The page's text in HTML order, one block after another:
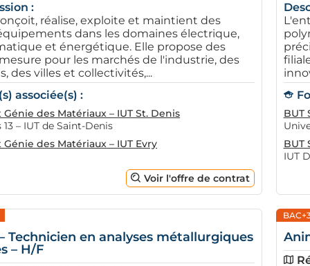
:
réalise, exploite et maintient des
dans les domaines électrique,
et énergétique. Elle propose des
pour les marchés de l'industrie, des
des villes et collectivités,...
associée(s) :
des Matériaux – IUT St. Denis
– IUT de Saint-Denis
des Matériaux – IUT Evry
Voir l'offre de contrat
BUT
BUT
IUT
Technicien en analyses métallurgiques
– H/F